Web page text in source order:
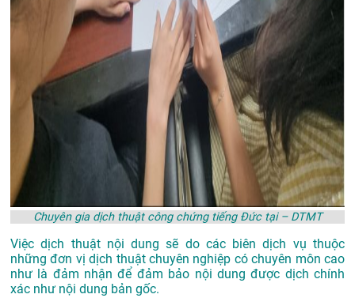
Chuyên gia dịch thuật công chứng tiếng Đức tại – DTMT
Việc dịch thuật nội dung sẽ do các biên dịch vụ thuộc
những đơn vị dịch thuật chuyên nghiệp có chuyên môn cao
như là đảm nhận để đảm bảo nội dung được dịch chính
xác như nội dung bản gốc.